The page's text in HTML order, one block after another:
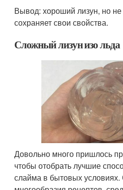
Вывод: хороший лизун, но
сохраняет свои свойства.
Сложный лизун изо льда
Довольно много пришлось
чтобы отобрать лучшие
слайма в бытовых условиях.